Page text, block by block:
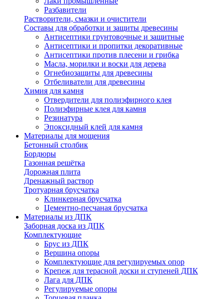
Разбавители
Растворители, смазки и очистители
Составы для обработки и защиты древесины
Антисептики грунтовочные и защитные
Антисептики и пропитки декоративные
Антисептики против плесени и грибка
Масла, морилки и воски для дерева
Огнебиозащиты для древесины
Отбеливатели для древесины
Химия для камня
Отвердители для полиэфирного клея
Полиэфирные клея для камня
Резинатура
Эпоксидный клей для камня
Материалы для мощения
Бетонный столбик
Бордюры
Газонная решётка
Дорожная плита
Дренажный раствор
Тротуарная брусчатка
Клинкерная брусчатка
Цементно-песчаная брусчатка
Материалы из ДПК
Заборная доска из ДПК
Комплектующие
Брус из ДПК
Вершина опоры
Комплектующие для регулируемых опор
Крепеж для терасной доски и ступеней ДПК
Лага для ДПК
Регулируемые опоры